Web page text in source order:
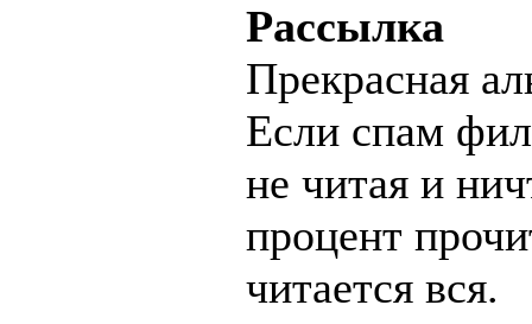
Рассылка
Прекрасная
Если спам
не читая и
процент
читается вся.